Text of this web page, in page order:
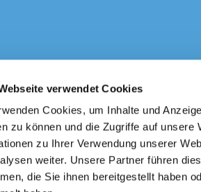
verwendet Cookies
Cookies, um Inhalte und
zu können und die Zugriffe auf
zu Ihrer Verwendung unserer
weiter. Unsere Partner führen
die Sie ihnen bereitgestellt haben
Katholische
Am
Kontakt|